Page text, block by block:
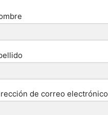
de correo electrónico